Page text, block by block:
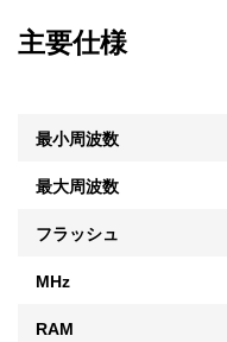
主要仕様
最小周波数
最大周波数
フラッシュ
MHz
RAM